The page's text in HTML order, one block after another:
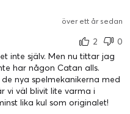
över ett år sedan
2
0
inte själv. Men nu tittar jag
har någon Catan alls.
nya spelmekanikerna med
vi väl blivit lite varma i
lika kul som originalet!